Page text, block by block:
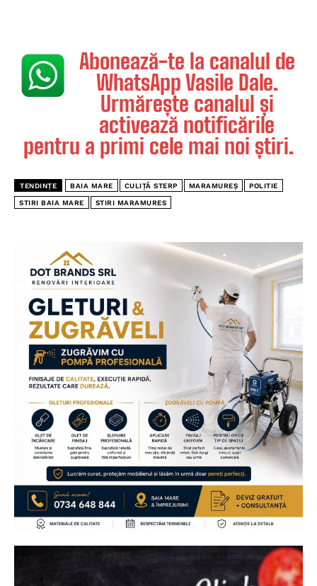
Abonează-te la canalul de
WhatsApp Vasile Dale.
Urmărește canalul și
activează notificările
pentru a primi cele mai noi știri.
TENDINȚE BAIA MARE CULIȚĂ STERP MARAMUREȘ POLITIE
STIRI BAIA MARE STIRI MARAMURES